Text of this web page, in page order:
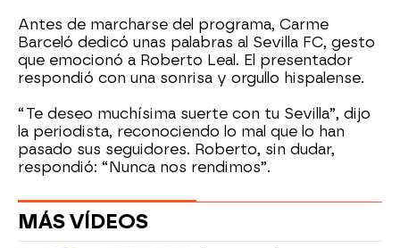
Antes de marcharse del programa, Carme
Barceló dedicó unas palabras al Sevilla FC, gesto
que emocionó a Roberto Leal. El presentador
respondió con una sonrisa y orgullo hispalense.
“Te deseo muchísima suerte con tu Sevilla”, dijo
la periodista, reconociendo lo mal que lo han
pasado sus seguidores. Roberto, sin dudar,
respondió: “Nunca nos rendimos”.
MÁS VÍDEOS